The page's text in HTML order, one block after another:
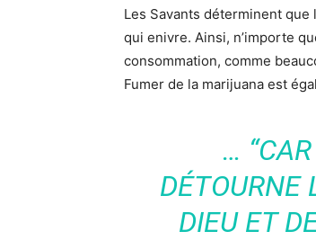
Les Savants déterminent que
qui enivre. Ainsi, n’importe
consommation, comme
Fumer de la marijuana est
…
DÉTOURNE
DIEU ET